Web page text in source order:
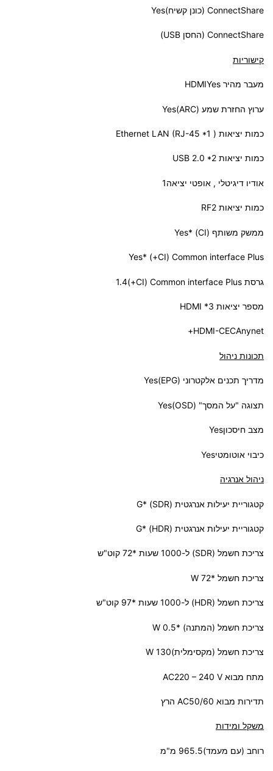
ConnectShare‏ (כונן קשיח)Yes
ConnectShare‏ (החסן USB)
קישוריות
מעבר מהיר HDMIYes
ערוץ החזרת שמע (ARC)Yes
כמות יציאות ( Ethernet LAN (RJ-45 *1
כמות יציאות USB 2.0 *2
אודיו דיגיטלי , אופטי יציאה1
כמות יציאות RF2
ממשק משותף (CI) *Yes
Common interface Plus‏ (CI+) *Yes
גרסת Common interface Plus‏ (CI+)1.4
מספר יציאות HDMI *3
HDMI-CECAnynet+
תכונות ניהול
מדריך תכנים אלקטרוני (EPG)Yes
תצוגה "על המסך" (OSD)Yes
מצב חיסכוןYes
כיבוי אוטומטיYes
ניהול אנרגיה
קטגוריית יעילות אנרגטית (SDR) *G
קטגוריית יעילות אנרגטית (HDR) *G
צריכת חשמל (SDR) ל-1000 שעות *72 קוט"ש
צריכת חשמל *72 W
צריכת חשמל (HDR) ל-1000 שעות *97 קוט"ש
צריכת חשמל (המתנה) *0.5 W
צריכת חשמל (מקסימלית)130 W
מתח מבוא AC220 – 240 V
תדירות מבוא AC50/60 הרץ
משקל ומידות
רוחב (עם מעמד)965.5 מ"מ